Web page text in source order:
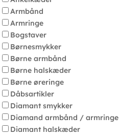
Armbånd
Armringe
Bogstaver
Børnesmykker
Børne armbånd
Børne halskæder
Børne øreringe
Dåbsartikler
Diamant smykker
Diamand armbånd / armringe
Diamant halskæder